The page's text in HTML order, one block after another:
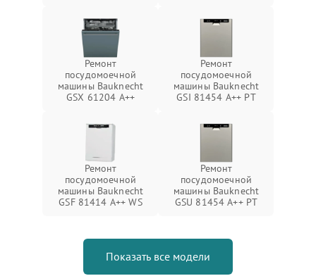
Ремонт
посудомоечной
машины Bauknecht
GSX 61204 A++
Ремонт
посудомоечной
машины Bauknecht
GSI 81454 A++ PT
Ремонт
посудомоечной
машины Bauknecht
GSF 81414 A++ WS
Ремонт
посудомоечной
машины Bauknecht
GSU 81454 A++ PT
Показать все модели